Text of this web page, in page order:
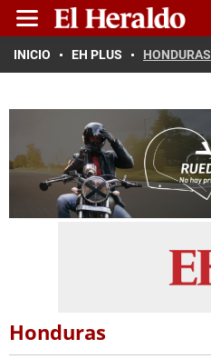
INICIO EH PLUS HONDURAS
Honduras